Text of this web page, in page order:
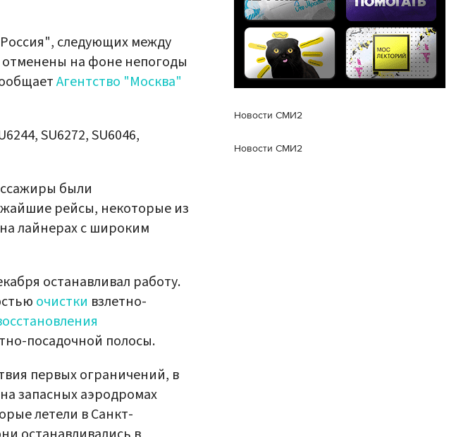
следующих между
на фоне непогоды
Агентство "Москва"
SU6272, SU6046,
были
рейсы, некоторые из
лайнерах с широким
останавливал работу.
очистки взлетно-
посадочной полосы.
первых ограничений, в
запасных аэродромах
летели в Санкт-
Новости СМИ2
Новости СМИ2